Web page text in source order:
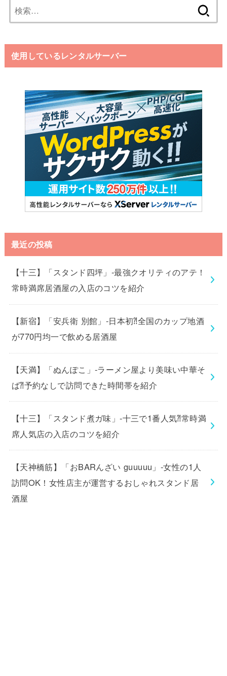
索:
使用しているレンタルサーバー
最近の投稿
【十三】「スタンド四坪」-最強クオリティのアテ！
常時満席居酒屋の入店のコツを紹介
【新宿】「安兵衛 別館」-日本初⁈全国のカップ地酒
が770円均一で飲める居酒屋
【天満】「ぬんぽこ」-ラーメン屋より美味い中華そ
ば⁈予約なしで訪問できた時間帯を紹介
【十三】「スタンド煮ガ味」-十三で1番人気⁈常時満
席人気店の入店のコツを紹介
【天神橋筋】「おBARんざい guuuuu」-女性の1人
訪問OK！女性店主が運営するおしゃれスタンド居
酒屋